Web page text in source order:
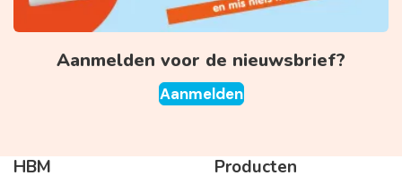
Aanmelden voor de nieuwsbrief?
Aanmelden
HBM Producten